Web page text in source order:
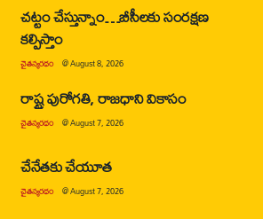
చట్టం చేస్తున్నాం…బీసీలకు సంరక్షణ
కల్పిస్తాం
చైతన్యరధం @August 8, 2026
రాష్ట్ర పురోగతి, రాజధాని వికాసం
చైతన్యరధం @August 7, 2026
చేనేతకు చేయూత
చైతన్యరధం @August 7, 2026